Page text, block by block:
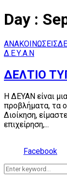
Day :
ΑΝΑΚΟΙΝΩΣΕΙΣ
Δ.Ε.Υ.Α.Ν
ΔΕΛΤΙΟ
Η ΔΕΥΑΝ είναι
προβλήματα, τα
Διοίκηση,
επιχείρηση,...
Facebook
Search
for: